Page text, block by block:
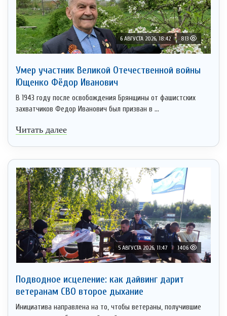
6 АВГУСТА 2026, 18:42 813
Умер участник Великой Отечественной войны
Ющенко Фёдор Иванович
В 1943 году после освобождения Брянщины от фашистских
захватчиков Федор Иванович был призван в ...
Читать далее
5 АВГУСТА 2026, 11:47 1406
Подводное исцеление: как дайвинг дарит
ветеранам СВО второе дыхание
Инициатива направлена на то, чтобы ветераны, получившие